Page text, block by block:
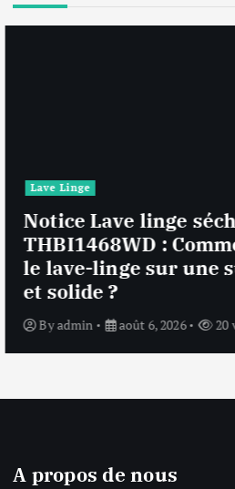
Lave Linge
Notice Lave linge
F94841WH : Que
affiche une erreur
Byadmin août 6, 2026
A propos de nous